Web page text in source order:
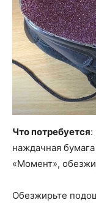
Что потребуется:
наждачная
«Момент»,
Обезжирьте